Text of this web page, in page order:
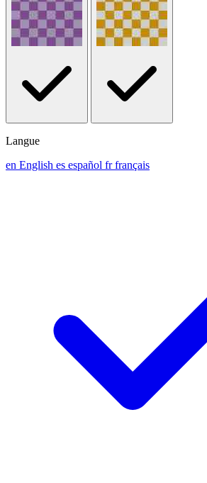
Langue
en English es español fr français